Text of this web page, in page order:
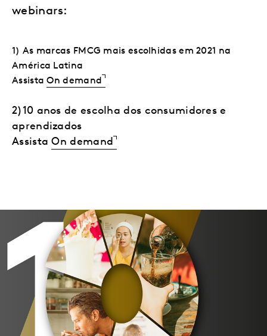
webinars:
1) As marcas FMCG mais escolhidas em 2021 na
América Latina
AssistaOn demand
2)10 anos de escolha dos consumidores e
aprendizados
AssistaOn demand